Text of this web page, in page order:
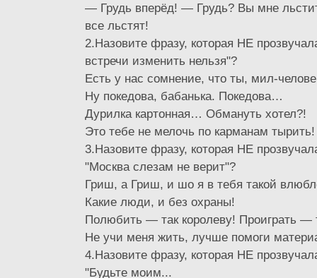
— Грудь вперёд! — Грудь? Вы мне
все льстят!
2.Назовите фразу, которая НЕ
встречи изменить нельзя"?
Есть у нас сомнение, что ты, мил-
Ну покедова, бабанька. Покедова…
Дурилка картонная… Обмануть хотел?!
Это тебе не мелочь по карманам тырить!
3.Назовите фразу, которая НЕ
"Москва слезам не верит"?
Гриш, а Гриш, и шо я в тебя такой
Какие люди, и без охраны!
Полюбить — так королеву! Проиграть —
Не учи меня жить, лучше помоги
4.Назовите фразу, которая НЕ
"Будьте моим...